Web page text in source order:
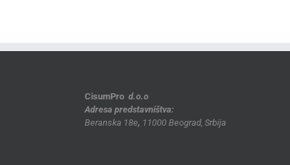
CisumPro d.o.o
Adresa predstavništva:
Beranska 18e, 11000 Beograd, Srbija